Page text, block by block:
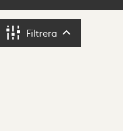
Filtrera Filtrera